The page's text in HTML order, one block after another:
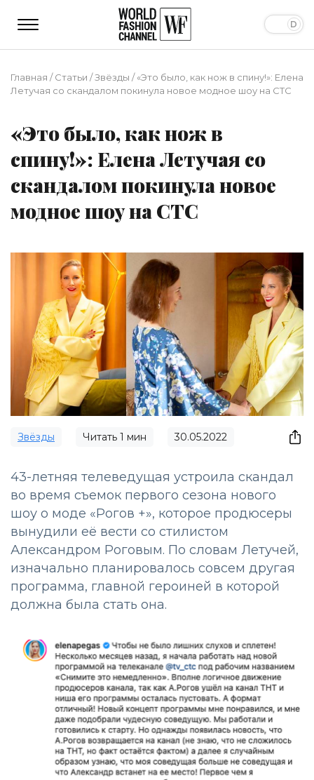
Главная /Статьи /Звёзды /«Это было, как нож в спину!»: Елена
Летучая со скандалом покинула новое модное шоу на СТС
«Это было, как нож в
спину!»: Елена Летучая со
скандалом покинула новое
модное шоу на СТС
Звёзды Читать 1 мин 30.05.2022
43-летняя телеведущая устроила скандал
во время съемок первого сезона нового
шоу о моде «Рогов +», которое продюсеры
вынудили её вести со стилистом
Александром Роговым. По словам Летучей,
изначально планировалось совсем другая
программа, главной героиней в которой
должна была стать она.